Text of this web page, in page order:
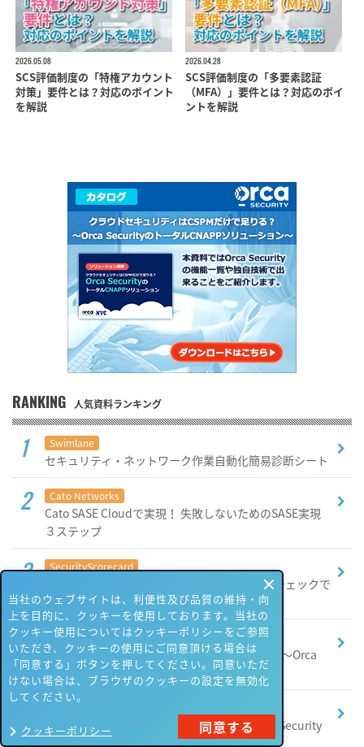
2026.05.08
SCS評価制度の「特権アカウント
対策」要件とは？対応のポイント
を解説
2026.04.28
SCS評価制度の「多要素認証
（MFA）」要件とは？対応のポイ
ントを解説
RANKING 人気資料ランキング
Swimlane
セキュリティ・ネットワーク作業自動化簡易診断シート
Cato Networks
Cato SASE Cloudで実現！ 失敗しないためのSASE実現
３ステップ
SecurityScorecard
セキュリティの格付け＆ 攻撃者目線のセルフチェックで
防御を固めるコツ
Orca Security
クラウドセキュリティはCSPMだけで足りる？ ～Orca
SecurityのトータルCNAPPソリューション～
脆弱性、開発段階で対処しませんか？ ～Orca Security
のShift-leftセキュリティ～
当社のウェブサイトは、利便性及び品質の維持・向
上を目的に、クッキーを使用しております。当社の
クッキー使用についてはクッキーポリシーをご参照
いただき、クッキーの使用にご同意頂ける場合は
「同意する」ボタンを押してください。同意いただ
けない場合は、ブラウザのクッキーの設定を無効化
してください。
クッキーポリシー 同意する